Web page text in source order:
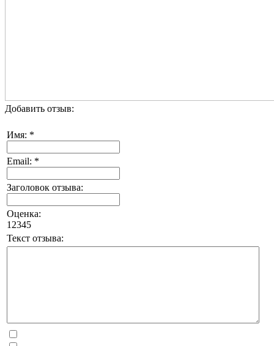
Добавить отзыв:
Имя: *
Email: *
Заголовок отзыва:
Оценка:
1 2345
Текст отзыва: